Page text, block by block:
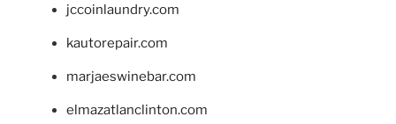
jccoinlaundry.com
kautorepair.com
marjaeswinebar.com
elmazatlanclinton.com